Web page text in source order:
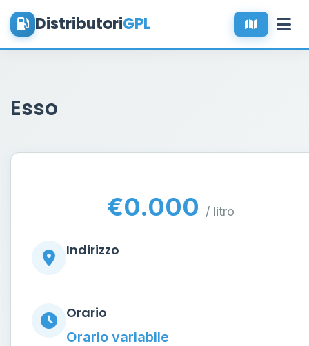
DistributoriGPL
Esso
€0.000 / litro
Indirizzo
Orario
Orario variabile